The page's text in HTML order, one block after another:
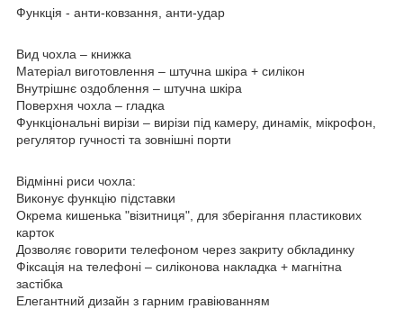
Функція - анти-ковзання, анти-удар
Вид чохла – книжка
Матеріал виготовлення – штучна шкіра + силікон
Внутрішнє оздоблення – штучна шкіра
Поверхня чохла – гладка
Функціональні вирізи – вирізи під камеру, динамік, мікрофон,
регулятор гучності та зовнішні порти
Відмінні риси чохла:
Виконує функцію підставки
Окрема кишенька "візитниця", для зберігання пластикових
карток
Дозволяє говорити телефоном через закриту обкладинку
Фіксація на телефоні – силіконова накладка + магнітна
застібка
Елегантний дизайн з гарним гравіюванням